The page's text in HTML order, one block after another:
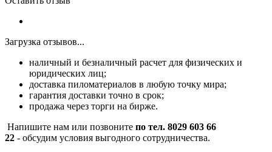
Загрузка отзывов...
наличный и безналичный расчет для физических и
юридических лиц;
доставка пиломатериалов в любую точку мира;
гарантия доставки точно в срок;
продажа через торги на бирже.
Напишите нам или позвоните по тел. 8029 603 66
22 - обсудим условия выгодного сотрудничества.